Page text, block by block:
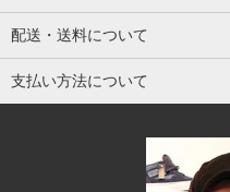
配送・送料について
支払い方法について